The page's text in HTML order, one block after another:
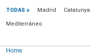
TODAS Madrid Catalunya
Mediterráneo
Home